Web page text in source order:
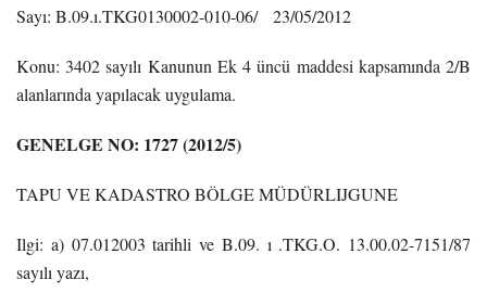
Sayı: B.09.ı.TKG0130002-010-06/ 23/05/2012
Konu: 3402 sayılı Kanunun Ek 4 üncü maddesi kapsamında 2/B
alanlarında yapılacak uygulama.
GENELGE NO: 1727 (2012/5)
TAPU VE KADASTRO BÖLGE MÜDÜRLIJGUNE
Ilgi: a) 07.012003 tarihli ve B.09. ı .TKG.O. 13.00.02-7151/87
sayılı yazı,